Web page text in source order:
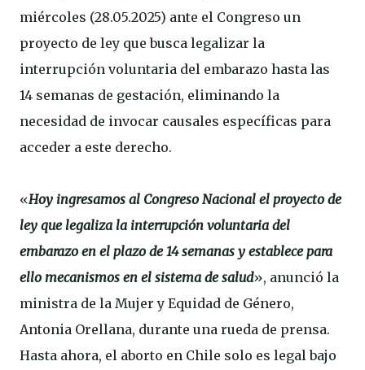
miércoles (28.05.2025) ante el Congreso un
proyecto de ley que busca legalizar la
interrupción voluntaria del embarazo hasta las
14 semanas de gestación, eliminando la
necesidad de invocar causales específicas para
acceder a este derecho.
«Hoy ingresamos al Congreso Nacional el proyecto de
ley que legaliza la interrupción voluntaria del
embarazo en el plazo de 14 semanas y establece para
ello mecanismos en el sistema de salud», anunció la
ministra de la Mujer y Equidad de Género,
Antonia Orellana, durante una rueda de prensa.
Hasta ahora, el aborto en Chile solo es legal bajo